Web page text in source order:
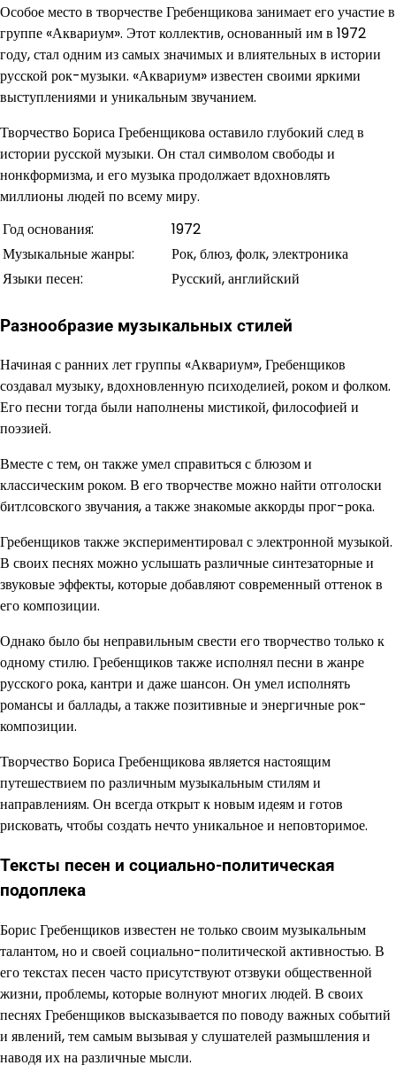
Особое место в творчестве Гребенщикова занимает его участие в
группе «Аквариум». Этот коллектив, основанный им в 1972
году, стал одним из самых значимых и влиятельных в истории
русской рок-музыки. «Аквариум» известен своими яркими
выступлениями и уникальным звучанием.
Творчество Бориса Гребенщикова оставило глубокий след в
истории русской музыки. Он стал символом свободы и
нонкформизма, и его музыка продолжает вдохновлять
миллионы людей по всему миру.
Год основания:
1972
Музыкальные жанры:
Рок, блюз, фолк, электроника
Языки песен:
Русский, английский
Разнообразие музыкальных стилей
Начиная с ранних лет группы «Аквариум», Гребенщиков
создавал музыку, вдохновленную психоделией, роком и фолком.
Его песни тогда были наполнены мистикой, философией и
поэзией.
Вместе с тем, он также умел справиться с блюзом и
классическим роком. В его творчестве можно найти отголоски
битлсовского звучания, а также знакомые аккорды прог-рока.
Гребенщиков также экспериментировал с электронной музыкой.
В своих песнях можно услышать различные синтезаторные и
звуковые эффекты, которые добавляют современный оттенок в
его композиции.
Однако было бы неправильным свести его творчество только к
одному стилю. Гребенщиков также исполнял песни в жанре
русского рока, кантри и даже шансон. Он умел исполнять
романсы и баллады, а также позитивные и энергичные рок-
композиции.
Творчество Бориса Гребенщикова является настоящим
путешествием по различным музыкальным стилям и
направлениям. Он всегда открыт к новым идеям и готов
рисковать, чтобы создать нечто уникальное и неповторимое.
Тексты песен и социально-политическая
подоплека
Борис Гребенщиков известен не только своим музыкальным
талантом, но и своей социально-политической активностью. В
его текстах песен часто присутствуют отзвуки общественной
жизни, проблемы, которые волнуют многих людей. В своих
песнях Гребенщиков высказывается по поводу важных событий
и явлений, тем самым вызывая у слушателей размышления и
наводя их на различные мысли.